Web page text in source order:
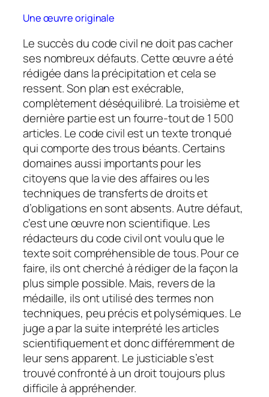
Une œuvre originale
Le succès du code civil ne doit pas cacher
ses nombreux défauts. Cette œuvre a été
rédigée dans la précipitation et cela se
ressent. Son plan est exécrable,
complètement déséquilibré. La troisième et
dernière partie est un fourre-tout de 1 500
articles. Le code civil est un texte tronqué
qui comporte des trous béants. Certains
domaines aussi importants pour les
citoyens que la vie des affaires ou les
techniques de transferts de droits et
d’obligations en sont absents. Autre défaut,
c’est une œuvre non scientifique. Les
rédacteurs du code civil ont voulu que le
texte soit compréhensible de tous. Pour ce
faire, ils ont cherché à rédiger de la façon la
plus simple possible. Mais, revers de la
médaille, ils ont utilisé des termes non
techniques, peu précis et polysémiques. Le
juge a par la suite interprété les articles
scientifiquement et donc différemment de
leur sens apparent. Le justiciable s’est
trouvé confronté à un droit toujours plus
difficile à appréhender.